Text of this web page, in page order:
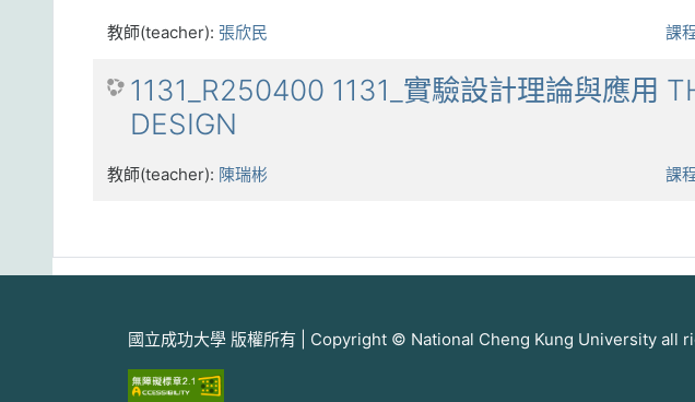
課
教師(teacher): 張欣民
1131_R250400 1131_實驗設計理論與應用
DESIGN
課
教師(teacher): 陳瑞彬
國立成功大學 版權所有 | Copyright © National Cheng Kung University all